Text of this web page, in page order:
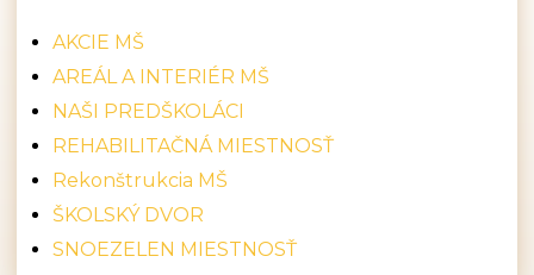
AKCIE MŠ
AREÁL A INTERIÉR MŠ
NAŠI PREDŠKOLÁCI
REHABILITAČNÁ MIESTNOSŤ
Rekonštrukcia MŠ
ŠKOLSKÝ DVOR
SNOEZELEN MIESTNOSŤ